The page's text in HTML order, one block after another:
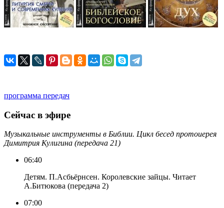
программа передач
Сейчас в эфире
Музыкальные инструменты в Библии. Цикл бесед протоиерея
Димитрия Кулигина (передача 21)
06:40
Детям. П.Асбьёрнсен. Королевские зайцы. Читает
А.Битюкова (передача 2)
07:00